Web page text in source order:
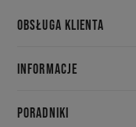
OBSŁUGA KLIENTA
INFORMACJE
PORADNIKI